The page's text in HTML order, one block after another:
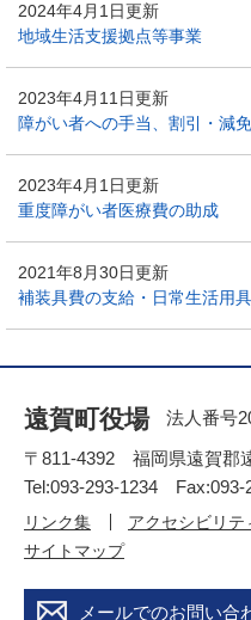
2024年4月1日更新
地域生活支援拠点等事業
2023年4月11日更新
障がい者への手当、割引・減
2023年4月1日更新
重度障がい者医療費の助成
2021年8月30日更新
補装具費の支給・日常生活用
遠賀町役場
法人番号
〒811-4392 福岡県遠賀郡
Tel:093-293-1234 Fax:093-
リンク集 アクセシビリテ
サイトマップ
メールでのお問い合